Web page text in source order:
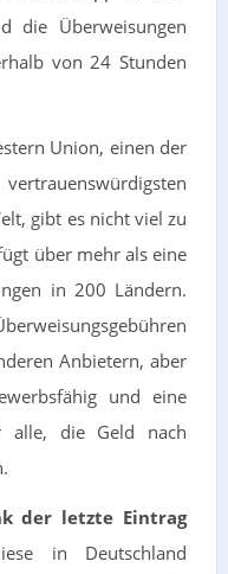
die Überweisungen
von 24 Stunden
Union, einen der
gibt es nicht viel zu
über mehr als eine
in 200 Ländern.
Anbietern, aber
und eine
alle, die Geld nach
der letzte Eintrag
in Deutschland